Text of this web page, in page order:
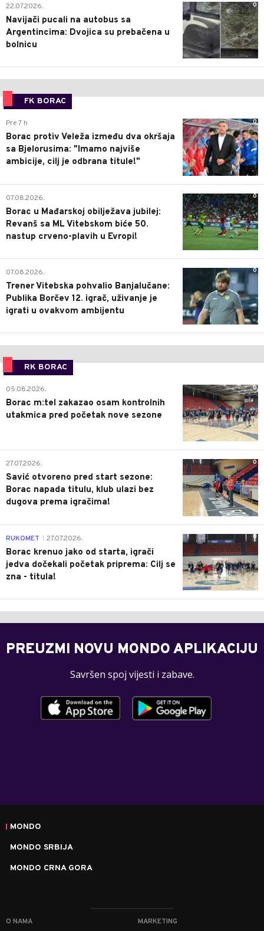
0
22.07.2026.
Navijači pucali na autobus sa
Argentincima: Dvojica su prebačena u
bolnicu
FK BORAC
0
Pre 7 h
Borac protiv Veleža između dva okršaja
sa Bjelorusima: "Imamo najviše
ambicije, cilj je odbrana titule!"
0
07.08.2026.
Borac u Mađarskoj obilježava jubilej:
Revanš sa ML Vitebskom biće 50.
nastup crveno-plavih u Evropi!
0
07.08.2026.
Trener Vitebska pohvalio Banjalučane:
Publika Borčev 12. igrač, uživanje je
igrati u ovakvom ambijentu
RK BORAC
0
05.08.2026.
Borac m:tel zakazao osam kontrolnih
utakmica pred početak nove sezone
0
27.07.2026.
Savić otvoreno pred start sezone:
Borac napada titulu, klub ulazi bez
dugova prema igračima!
0
RUKOMET 27.07.2026.
Borac krenuo jako od starta, igrači
jedva dočekali početak priprema: Cilj se
zna - titula!
PREUZMI NOVU MONDO APLIKACIJU
Savršen spoj vijesti i zabave.
MONDO
MONDO SRBIJA
MONDO CRNA GORA
O NAMA MARKETING